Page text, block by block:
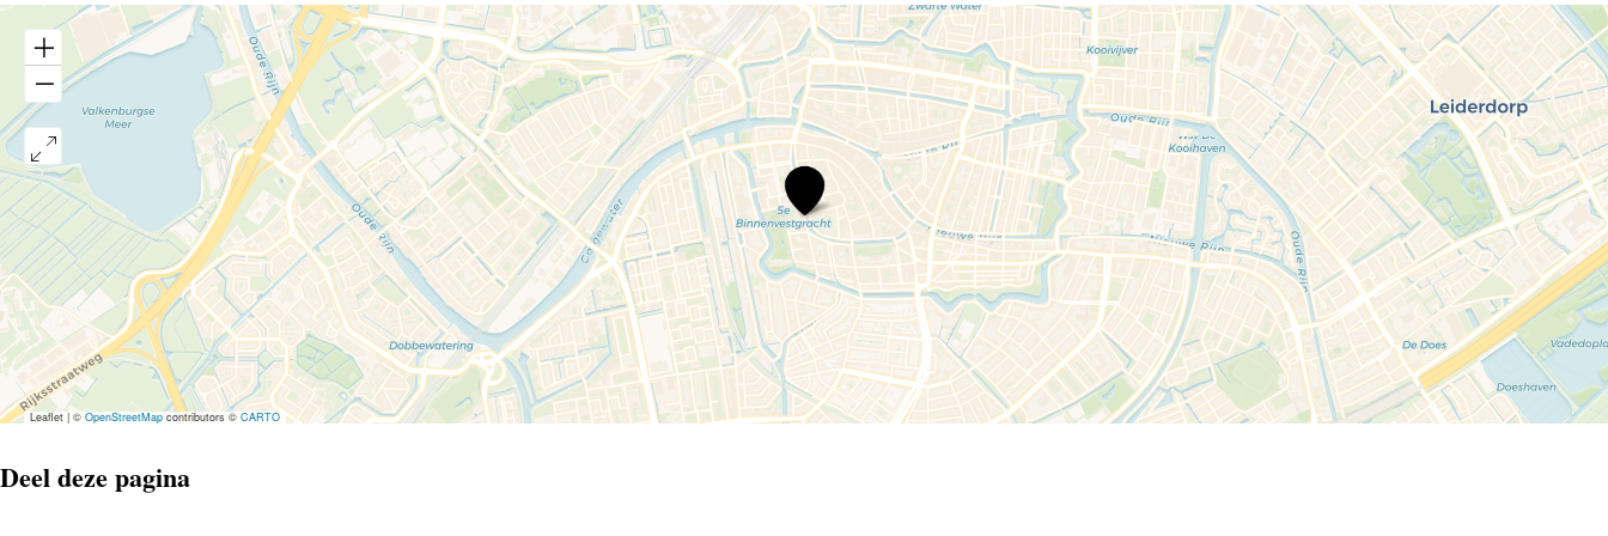
Familie
Audiotour
Academiegebouw
Leaflet| ©OpenStreetMapcontributors ©CARTO
Deel deze pagina